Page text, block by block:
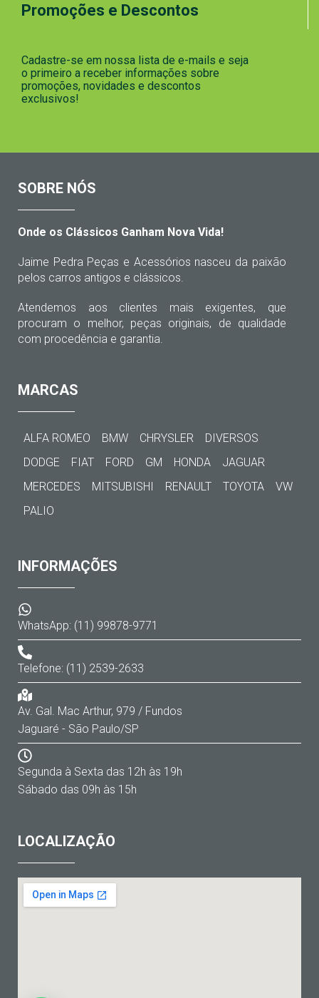
Promoções e Descontos
Cadastre-se em nossa lista de e-mails e seja
o primeiro a receber informações sobre
promoções, novidades e descontos
exclusivos!
SOBRE NÓS
Onde os Clássicos Ganham Nova Vida!
Jaime Pedra Peças e Acessórios nasceu da paixão
pelos carros antigos e clássicos.
Atendemos aos clientes mais exigentes, que
procuram o melhor, peças originais, de qualidade
com procedência e garantia.
MARCAS
ALFA ROMEO BMW CHRYSLER
DIVERSOS
DODGE
FIAT FORD GM HONDA
JAGUAR
MERCEDES
MITSUBISHI RENAULT TOYOTA
VW
PALIO
INFORMAÇÕES
WhatsApp: (11) 99878-9771
Telefone: (11) 2539-2633
Av. Gal. Mac Arthur, 979 / Fundos
Jaguaré - São Paulo/SP
Segunda à Sexta das 12h às 19h
Sábado das 09h às 15h
LOCALIZAÇÃO